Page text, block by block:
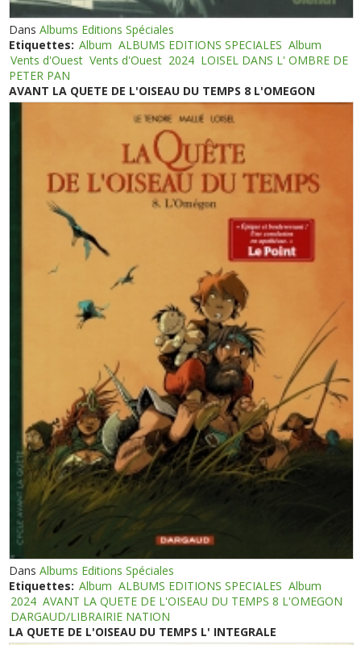
DansAlbums Editions Spéciales
Etiquettes: Album ALBUMS EDITIONS SPECIALES Album
Vents d'Ouest Vents d'Ouest 2024 LOISEL DANS L' OMBRE DE
PETER PAN
AVANT LA QUETE DE L'OISEAU DU TEMPS 8 L'OMEGON
DansAlbums Editions Spéciales
Etiquettes: Album ALBUMS EDITIONS SPECIALES Album
2024 AVANT LA QUETE DE L'OISEAU DU TEMPS 8 L'OMEGON
DARGAUD/LIBRAIRIE NATION
LA QUETE DE L'OISEAU DU TEMPS L' INTEGRALE